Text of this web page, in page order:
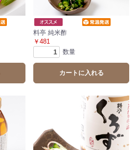
料亭 純米酢
￥481
数量
カートに入れる